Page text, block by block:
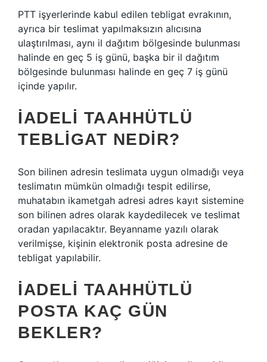
PTT işyerlerinde kabul edilen tebligat evrakının,
ayrıca bir teslimat yapılmaksızın alıcısına
ulaştırılması, aynı il dağıtım bölgesinde bulunması
halinde en geç 5 iş günü, başka bir il dağıtım
bölgesinde bulunması halinde en geç 7 iş günü
içinde yapılır.
İADELI TAAHHÜTLÜ
TEBLIGAT NEDIR?
Son bilinen adresin teslimata uygun olmadığı veya
teslimatın mümkün olmadığı tespit edilirse,
muhatabın ikametgah adresi adres kayıt sistemine
son bilinen adres olarak kaydedilecek ve teslimat
oradan yapılacaktır. Beyanname yazılı olarak
verilmişse, kişinin elektronik posta adresine de
tebligat yapılabilir.
İADELI TAAHHÜTLÜ
POSTA KAÇ GÜN
BEKLER?